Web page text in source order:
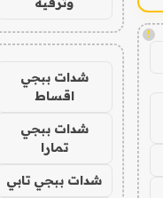
!
شدات ببجي
اقساط
شدات ببجي
تمارا
شدات ببجي تابي